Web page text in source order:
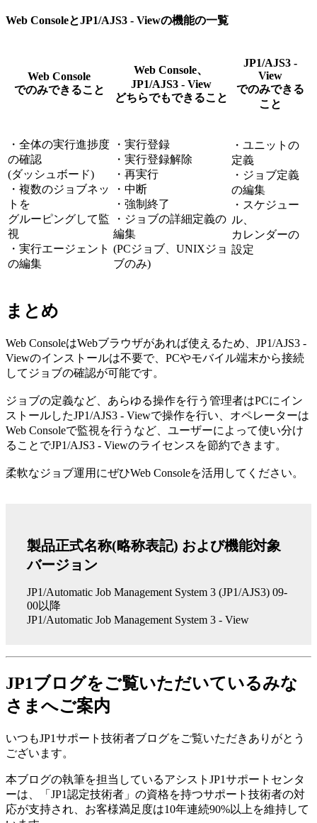
Web ConsoleとJP1/AJS3 - Viewの機能の一覧
Web Console
でのみできること
Web Console、
JP1/AJS3 - View
どちらでもできること
JP1/AJS3 -
View
でのみできる
こと
・全体の実行進捗度
の確認
(ダッシュボード)
・複数のジョブネッ
トを
グルーピングして監
視
・実行エージェント
の編集
・実行登録
・実行登録解除
・再実行
・中断
・強制終了
・ジョブの詳細定義の
編集
(PCジョブ、UNIXジョ
ブのみ)
・ユニットの
定義
・ジョブ定義
の編集
・スケジュー
ル、
カレンダーの
設定
まとめ
Web ConsoleはWebブラウザがあれば使えるため、JP1/AJS3 -
Viewのインストールは不要で、PCやモバイル端末から接続
してジョブの確認が可能です。
ジョブの定義など、あらゆる操作を行う管理者はPCにイン
ストールしたJP1/AJS3 - Viewで操作を行い、オペレーターは
Web Consoleで監視を行うなど、ユーザーによって使い分け
ることでJP1/AJS3 - Viewのライセンスを節約できます。
柔軟なジョブ運用にぜひWeb Consoleを活用してください。
製品正式名称(略称表記) および機能対象
バージョン
JP1/Automatic Job Management System 3 (JP1/AJS3) 09-
00以降
JP1/Automatic Job Management System 3 - View
JP1ブログをご覧いただいているみな
さまへご案内
いつもJP1サポート技術者ブログをご覧いただきありがとう
ございます。
本ブログの執筆を担当しているアシストJP1サポートセンタ
ーは、「JP1認定技術者」の資格を持つサポート技術者の対
応が支持され、お客様満足度は10年連続90%以上を維持して